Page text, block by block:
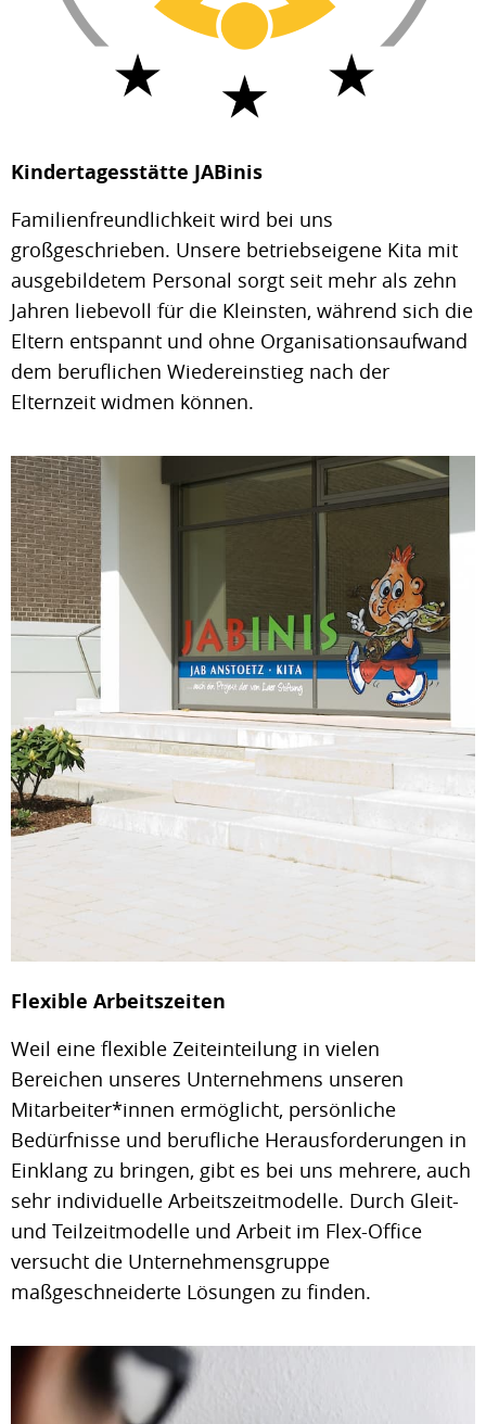
Kindertagesstätte JABinis
Familienfreundlichkeit wird bei uns
großgeschrieben. Unsere betriebseigene Kita mit
ausgebildetem Personal sorgt seit mehr als zehn
Jahren liebevoll für die Kleinsten, während sich die
Eltern entspannt und ohne Organisationsaufwand
dem beruflichen Wiedereinstieg nach der
Elternzeit widmen können.
Flexible Arbeitszeiten
Weil eine flexible Zeiteinteilung in vielen
Bereichen unseres Unternehmens unseren
Mitarbeiter*innen ermöglicht, persönliche
Bedürfnisse und berufliche Herausforderungen in
Einklang zu bringen, gibt es bei uns mehrere, auch
sehr individuelle Arbeitszeitmodelle. Durch Gleit-
und Teilzeitmodelle und Arbeit im Flex-Office
versucht die Unternehmensgruppe
maßgeschneiderte Lösungen zu finden.